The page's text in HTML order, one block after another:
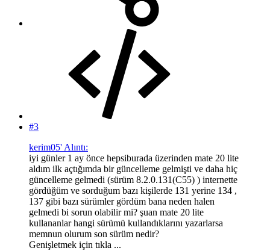
#3
kerim05' Alıntı:
iyi günler 1 ay önce hepsiburada üzerinden mate 20 lite
aldım ilk açtığımda bir güncelleme gelmişti ve daha hiç
güncelleme gelmedi (sürüm 8.2.0.131(C55) ) internette
gördüğüm ve sorduğum bazı kişilerde 131 yerine 134 ,
137 gibi bazı sürümler gördüm bana neden halen
gelmedi bi sorun olabilir mi? şuan mate 20 lite
kullananlar hangi sürümü kullandıklarını yazarlarsa
memnun olurum son sürüm nedir?
Genişletmek için tıkla ...